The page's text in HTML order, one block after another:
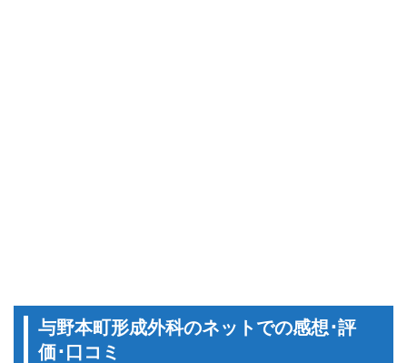
与野本町形成外科のネットでの感想･評
価･口コミ